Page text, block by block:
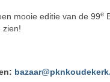
mooie editie van de 99e
zien!